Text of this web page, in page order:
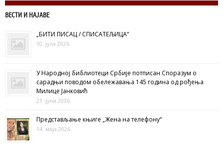
ВЕСТИ И НАЈАВЕ
„БИТИ ПИСАЦ / СПИСАТЕЉИЦА“
10. јула 2026.
У Народној библиотеци Србије потписан Споразум о
сарадњи поводом обележавања 145 година од рођења
Милице Јанковић
23. јуна 2026.
Представљање књиге „Жена на телефону“
14. маја 2026.